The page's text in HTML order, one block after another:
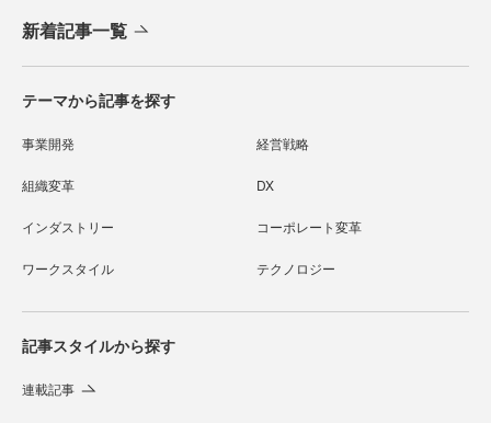
新着記事一覧
テーマから記事を探す
事業開発 経営戦略
組織変革 DX
インダストリー コーポレート変革
ワークスタイル テクノロジー
記事スタイルから探す
連載記事